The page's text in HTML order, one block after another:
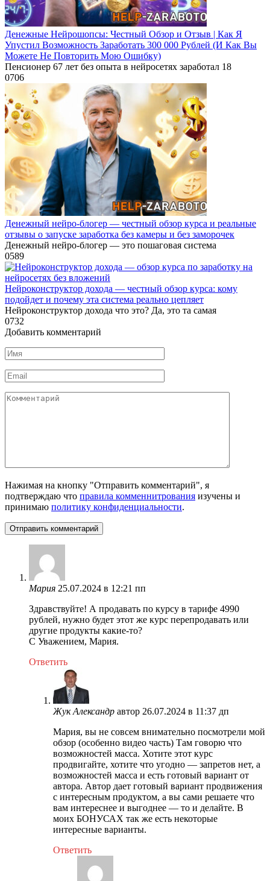
Денежные Нейрошопсы: Честный Обзор и Отзыв | Как Я
Упустил Возможность Заработать 300 000 Рублей (И Как Вы
Можете Не Повторить Мою Ошибку)
Пенсионер 67 лет без опыта в нейросетях заработал 18
0706
Денежный нейро-блогер — честный обзор курса и реальные
отзывы о запуске заработка без камеры и без заморочек
Денежный нейро-блогер — это пошаговая система
0589
Нейроконструктор дохода — честный обзор курса: кому
подойдет и почему эта система реально цепляет
Нейроконструктор дохода что это? Да, это та самая
0732
Добавить комментарий
Имя
*
Email
*
Комментарий
Нажимая на кнопку "Отправить комментарий", я
подтверждаю что правила комменнитрования изучены и
принимаю политику конфиденциальности.
Мария 25.07.2024 в 12:21 пп
Здравствуйте! А продавать по курсу в тарифе 4990
рублей, нужно будет этот же курс перепродавать или
другие продукты какие-то?
С Уважением, Мария.
Ответить
Жук Александр автор 26.07.2024 в 11:37 дп
Мария, вы не совсем внимательно посмотрели мой
обзор (особенно видео часть) Там говорю что
возможностей масса. Хотите этот курс
продвигайте, хотите что угодно — запретов нет, а
возможностей масса и есть готовый вариант от
автора. Автор дает готовый вариант продвижения
с интересным продуктом, а вы сами решаете что
вам интереснее и выгоднее — то и делайте. В
моих БОНУСАХ так же есть некоторые
интересные варианты.
Ответить